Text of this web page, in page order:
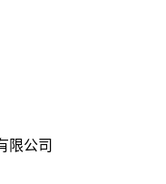
限公司